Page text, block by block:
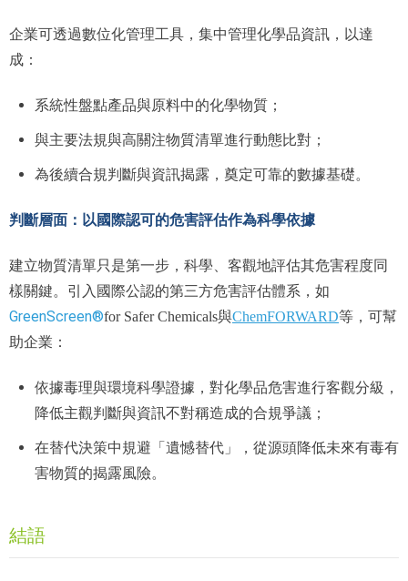
企業可透過數位化管理工具，集中管理化學品資訊，以達
成：
系統性盤點產品與原料中的化學物質；
與主要法規與高關注物質清單進行動態比對；
為後續合規判斷與資訊揭露，奠定可靠的數據基礎。
判斷層面：以國際認可的危害評估作為科學依據
建立物質清單只是第一步，科學、客觀地評估其危害程度同
樣關鍵。引入國際公認的第三方危害評估體系，如
GreenScreen®for Safer Chemicals與ChemFORWARD等，可幫
助企業：
依據毒理與環境科學證據，對化學品危害進行客觀分級，
降低主觀判斷與資訊不對稱造成的合規爭議；
在替代決策中規避「遺憾替代」，從源頭降低未來有毒有
害物質的揭露風險。
結語